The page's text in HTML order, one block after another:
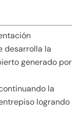
desarrolla la
generado por
la
logrando